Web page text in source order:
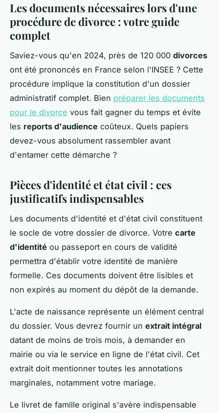
Les documents nécessaires lors d'une
procédure de divorce : votre guide
complet
Saviez-vous qu'en 2024, près de 120 000 divorces
ont été prononcés en France selon l'INSEE ? Cette
procédure implique la constitution d'un dossier
administratif complet. Bien préparer les documents
pour le divorce vous fait gagner du temps et évite
les reports d'audience coûteux. Quels papiers
devez-vous absolument rassembler avant
d'entamer cette démarche ?
Pièces d'identité et état civil : ces
justificatifs indispensables
Les documents d'identité et d'état civil constituent
le socle de votre dossier de divorce. Votre carte
d'identité ou passeport en cours de validité
permettra d'établir votre identité de manière
formelle. Ces documents doivent être lisibles et
non expirés au moment du dépôt de la demande.
L'acte de naissance représente un élément central
du dossier. Vous devrez fournir un extrait intégral
datant de moins de trois mois, à demander en
mairie ou via le service en ligne de l'état civil. Cet
extrait doit mentionner toutes les annotations
marginales, notamment votre mariage.
Le livret de famille original s'avère indispensable